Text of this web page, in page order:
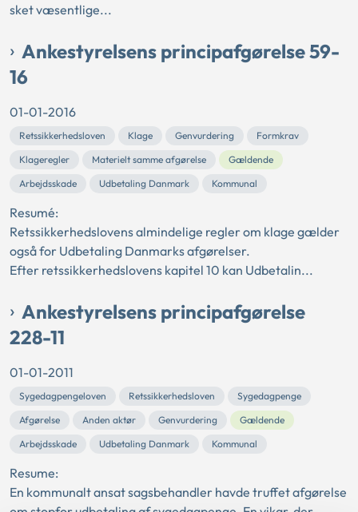
sket væsentlige...
Ankestyrelsens principafgørelse 59-
16
01-01-2016
Retssikkerhedsloven Klage Genvurdering
Formkrav
Klageregler
Materielt samme afgørelse
Gældende
Arbejdsskade
Udbetaling Danmark Kommunal
Resumé:
Retssikkerhedslovens almindelige regler om klage gælder
også for Udbetaling Danmarks afgørelser.
Efter retssikkerhedslovens kapitel 10 kan Udbetalin...
Ankestyrelsens principafgørelse
228-11
01-01-2011
Sygedagpengeloven Retssikkerhedsloven
Sygedagpenge
Afgørelse
Anden aktør Genvurdering
Gældende
Arbejdsskade
Udbetaling Danmark Kommunal
Resume:
En kommunalt ansat sagsbehandler havde truffet afgørelse